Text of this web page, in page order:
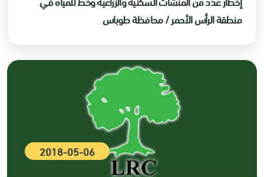
منطقة الرأس الأحمر / محافظة طوباس
2018-05-06